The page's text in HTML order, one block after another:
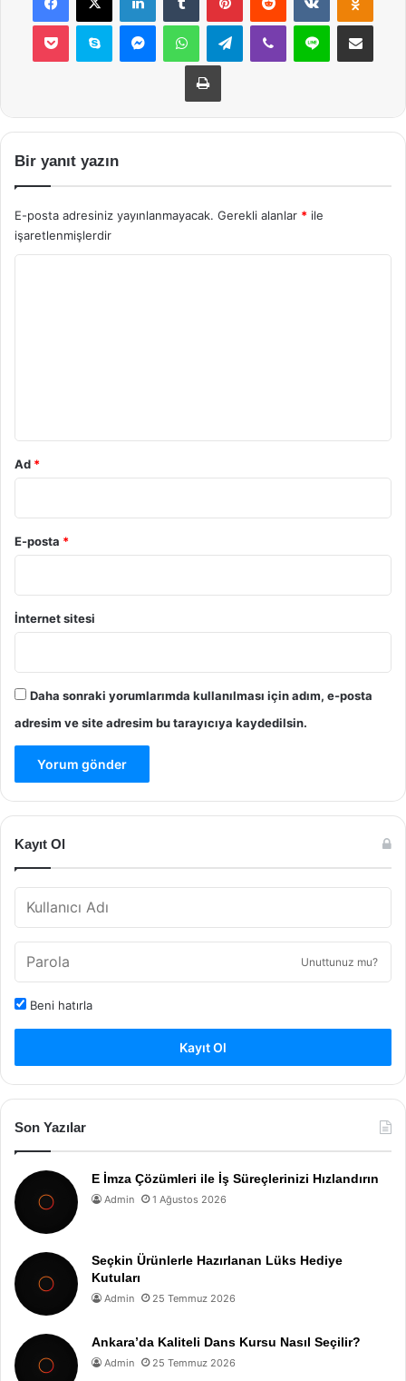
Pocket Skype MessengerWhatsAppTelegramViber Line E-Posta ile
Yazdır
Bir yanıt yazın
E-posta adresiniz yayınlanmayacak. Gerekli alanlar * ile
işaretlenmişlerdir
Ad *
E-posta *
İnternet sitesi
Daha sonraki yorumlarımda kullanılması için adım, e-posta
adresim ve site adresim bu tarayıcıya kaydedilsin.
Kayıt Ol
Unuttunuz mu?
Beni hatırla
Kayıt Ol
Son Yazılar
E İmza Çözümleri ile İş Süreçlerinizi Hızlandırın
Admin 1 Ağustos 2026
Seçkin Ürünlerle Hazırlanan Lüks Hediye
Kutuları
Admin 25 Temmuz 2026
Ankara’da Kaliteli Dans Kursu Nasıl Seçilir?
Admin 25 Temmuz 2026